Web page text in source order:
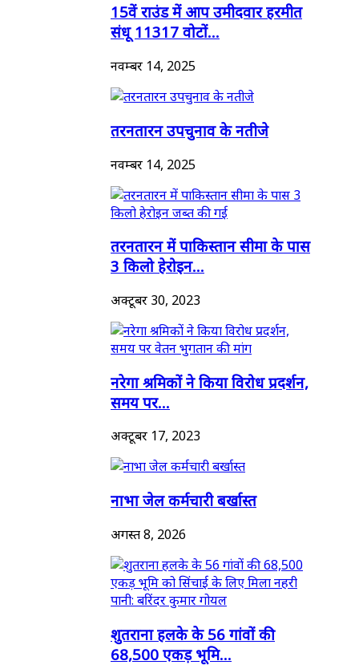
15वें राउंड में आप उमीदवार हरमीत
संधू 11317 वोटों...
नवम्बर 14, 2025
तरनतारन उपचुनाव के नतीजे
नवम्बर 14, 2025
तरनतारन में पाकिस्तान सीमा के पास
3 किलो हेरोइन...
अक्टूबर 30, 2023
नरेगा श्रमिकों ने किया विरोध प्रदर्शन,
समय पर...
अक्टूबर 17, 2023
नाभा जेल कर्मचारी बर्खास्त
अगस्त 8, 2026
शुतराना हलके के 56 गांवों की
68,500 एकड़ भूमि...